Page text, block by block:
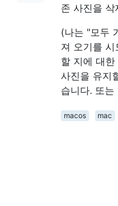
존 사진을
(나는 "모두
져 오기를
할 지에 대
사진을 유지
습니다. 또는
macos mac